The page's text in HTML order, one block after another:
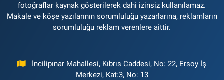
fotoğraflar kaynak gösterilerek dahi izinsiz kullanılamaz.
Makale ve köşe yazılarının sorumluluğu yazarlarına, reklamların
sorumluluğu reklam verenlere aittir.
İncilipınar Mahallesi, Kıbrıs Caddesi, No: 22, Ersoy İş
Merkezi, Kat:3, No: 13